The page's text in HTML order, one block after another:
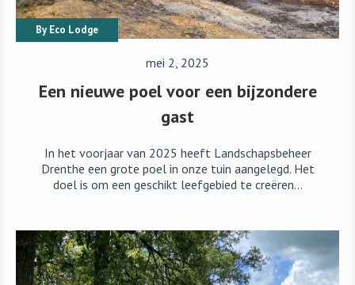
ByEco Lodge
mei 2, 2025
Een nieuwe poel voor een bijzondere
gast
In het voorjaar van 2025 heeft Landschapsbeheer
Drenthe een grote poel in onze tuin aangelegd. Het
doel is om een geschikt leefgebied te creëren…